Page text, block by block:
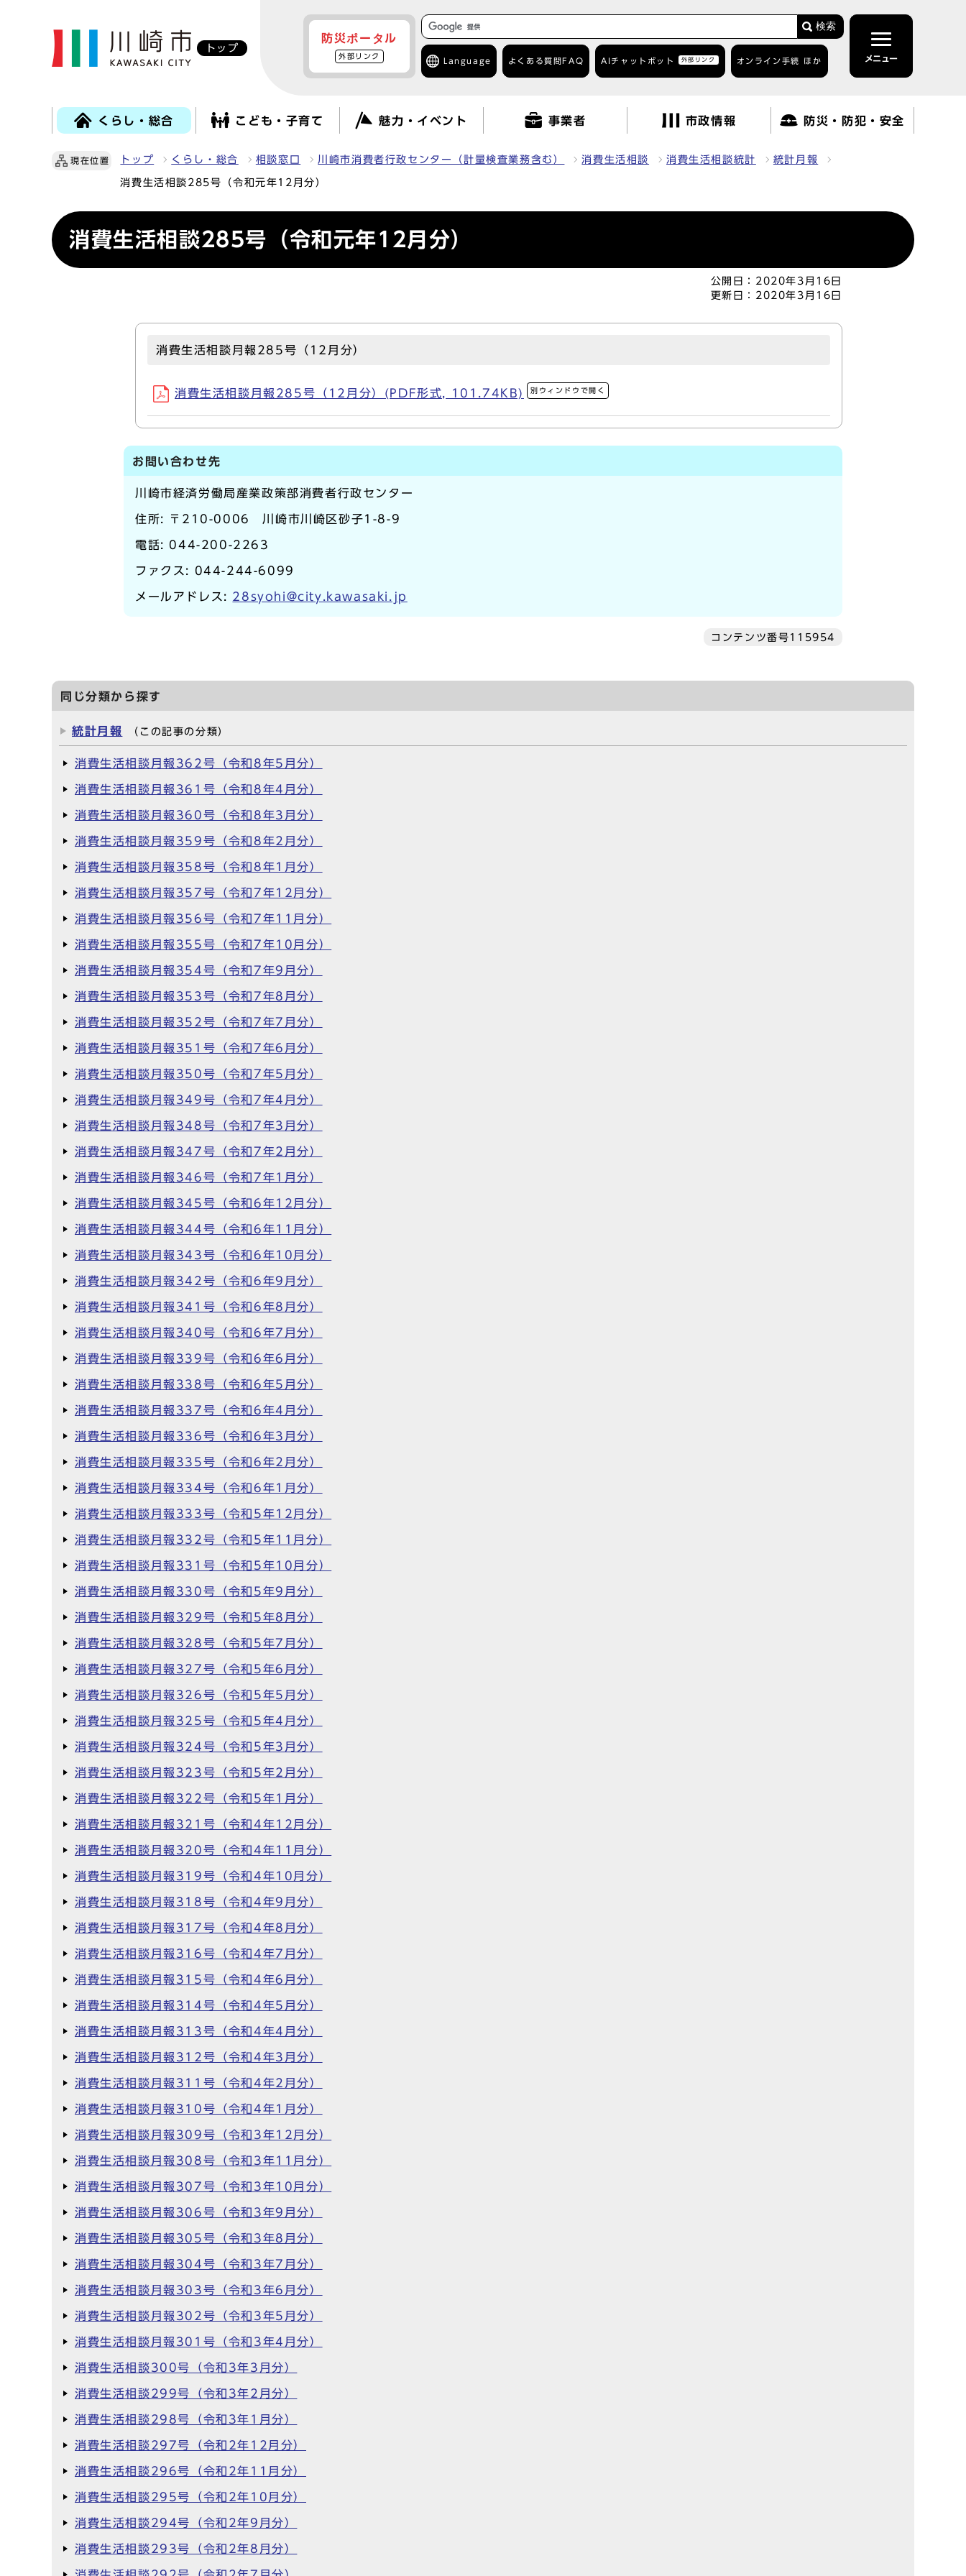
トップ
防災ポータル
外部リンク
検索
Language よくある質問 FAQ AIチャットボット 外部リンク オンライン手続 ほか メニュー
くらし・総合 こども・子育て 魅力・イベント 事業者 市政情報 防災・防犯・安全
現在位置 トップ くらし・総合 相談窓口 川崎市消費者行政センター（計量検査業務含む） 消費生活相談 消費生活相談統計 統計月報
消費生活相談285号（令和元年12月分）
消費生活相談285号（令和元年12月分）
公開日： 2020年3月16日
更新日： 2020年3月16日
消費生活相談月報285号（12月分）
消費生活相談月報285号（12月分）(PDF形式, 101.74KB) 別ウィンドウで開く
お問い合わせ先
川崎市経済労働局産業政策部消費者行政センター
住所: 〒210-0006 川崎市川崎区砂子1-8-9
電話: 044-200-2263
ファクス: 044-244-6099
メールアドレス: 28syohi@city.kawasaki.jp
コンテンツ番号115954
同じ分類から探す
統計月報 （この記事の分類）
消費生活相談月報362号（令和8年5月分）
消費生活相談月報361号（令和8年4月分）
消費生活相談月報360号（令和8年3月分）
消費生活相談月報359号（令和8年2月分）
消費生活相談月報358号（令和8年1月分）
消費生活相談月報357号（令和7年12月分）
消費生活相談月報356号（令和7年11月分）
消費生活相談月報355号（令和7年10月分）
消費生活相談月報354号（令和7年9月分）
消費生活相談月報353号（令和7年8月分）
消費生活相談月報352号（令和7年7月分）
消費生活相談月報351号（令和7年6月分）
消費生活相談月報350号（令和7年5月分）
消費生活相談月報349号（令和7年4月分）
消費生活相談月報348号（令和7年3月分）
消費生活相談月報347号（令和7年2月分）
消費生活相談月報346号（令和7年1月分）
消費生活相談月報345号（令和6年12月分）
消費生活相談月報344号（令和6年11月分）
消費生活相談月報343号（令和6年10月分）
消費生活相談月報342号（令和6年9月分）
消費生活相談月報341号（令和6年8月分）
消費生活相談月報340号（令和6年7月分）
消費生活相談月報339号（令和6年6月分）
消費生活相談月報338号（令和6年5月分）
消費生活相談月報337号（令和6年4月分）
消費生活相談月報336号（令和6年3月分）
消費生活相談月報335号（令和6年2月分）
消費生活相談月報334号（令和6年1月分）
消費生活相談月報333号（令和5年12月分）
消費生活相談月報332号（令和5年11月分）
消費生活相談月報331号（令和5年10月分）
消費生活相談月報330号（令和5年9月分）
消費生活相談月報329号（令和5年8月分）
消費生活相談月報328号（令和5年7月分）
消費生活相談月報327号（令和5年6月分）
消費生活相談月報326号（令和5年5月分）
消費生活相談月報325号（令和5年4月分）
消費生活相談月報324号（令和5年3月分）
消費生活相談月報323号（令和5年2月分）
消費生活相談月報322号（令和5年1月分）
消費生活相談月報321号（令和4年12月分）
消費生活相談月報320号（令和4年11月分）
消費生活相談月報319号（令和4年10月分）
消費生活相談月報318号（令和4年9月分）
消費生活相談月報317号（令和4年8月分）
消費生活相談月報316号（令和4年7月分）
消費生活相談月報315号（令和4年6月分）
消費生活相談月報314号（令和4年5月分）
消費生活相談月報313号（令和4年4月分）
消費生活相談月報312号（令和4年3月分）
消費生活相談月報311号（令和4年2月分）
消費生活相談月報310号（令和4年1月分）
消費生活相談月報309号（令和3年12月分）
消費生活相談月報308号（令和3年11月分）
消費生活相談月報307号（令和3年10月分）
消費生活相談月報306号（令和3年9月分）
消費生活相談月報305号（令和3年8月分）
消費生活相談月報304号（令和3年7月分）
消費生活相談月報303号（令和3年6月分）
消費生活相談月報302号（令和3年5月分）
消費生活相談月報301号（令和3年4月分）
消費生活相談300号（令和3年3月分）
消費生活相談299号（令和3年2月分）
消費生活相談298号（令和3年1月分）
消費生活相談297号（令和2年12月分）
消費生活相談296号（令和2年11月分）
消費生活相談295号（令和2年10月分）
消費生活相談294号（令和2年9月分）
消費生活相談293号（令和2年8月分）